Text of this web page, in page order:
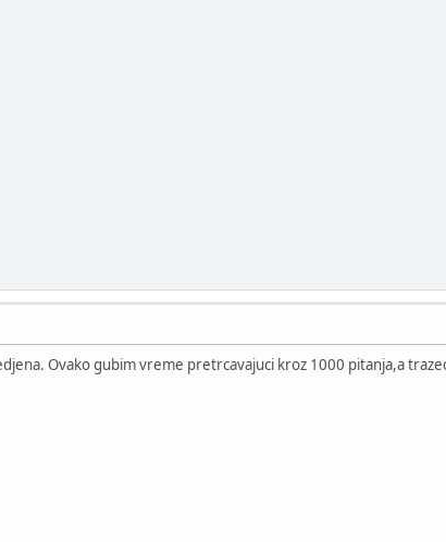
Ovako gubim vreme pretrcavajuci kroz 1000 pitanja,a